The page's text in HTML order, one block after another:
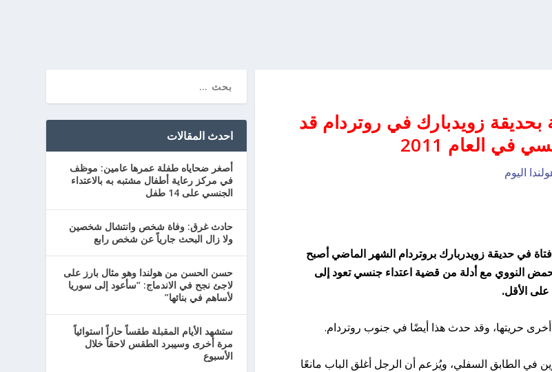
زويدبارك في روتردام قد
العام 2011
اليوم
في حديقة زويدربارك بروتردام الشهر الماضي أصبح
النووي مع أدلة من قضية اعتداء جنسي تعود إلى
في الطابق السفلي، ويُزعم أن الرجل أغلق الباب مانعًا
احدث المقالات
أصغر ضحاياه طفلة عمرها عامين: موظف
في مركز رعاية أطفال مشتبه به بالاعتداء
الجنسي على 14 طفل
حادث غرق: وفاة شخص وانتشال شخصين
ولا زال البحث جارياً عن شخص رابع
حسن الحسن من هولندا وهو مثال بارز على
لاجئ نجح في الاندماج: “سأعود إلى سوريا
لأساهم في بنائها”
ستشهد الأيام المقبلة طقساً حاراً استوائياً
مرة أخرى وسيبرد الطقس لاحقاً خلال
الأسبوع